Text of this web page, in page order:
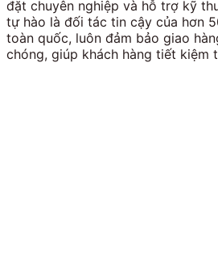
đặt chuyên nghiệp và hỗ trợ kỹ
tự hào là đối tác tin cậy của hơn
toàn quốc, luôn đảm bảo giao
chóng, giúp khách hàng tiết kiệm